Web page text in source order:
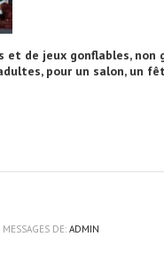
de jeux gonflables,
pour un salon, un
DE: ADMIN